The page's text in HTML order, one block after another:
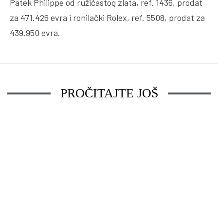
Patek Philippe od ružičastog zlata, ref. 1436, prodat
za 471.426 evra i ronilački Rolex, ref. 5508, prodat za
439.950 evra.
PROČITAJTE JOŠ